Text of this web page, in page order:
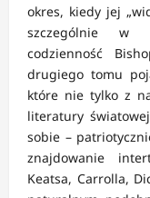
okres, kiedy jej
szczególnie w
codzienność
drugiego tomu
które nie tylko z
literatury
sobie –
znajdowanie
Keatsa, Carrolla,